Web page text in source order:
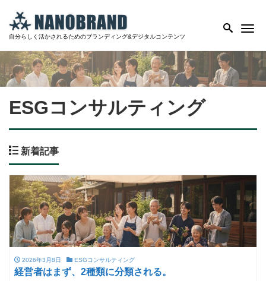
自分らしく活かされるためのブランディング&デジタルコンテンツ
ESGコンサルティング
新着記事
2026年3月8日 ESGコンサルティング
経営者はまず、2種類に分類される。